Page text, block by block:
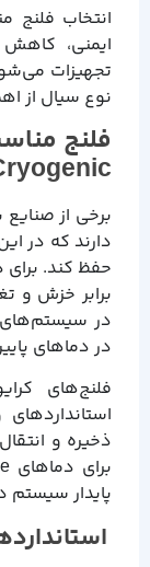
انتخاب فلنج
ایمنی،
تجهیزات
نوع سیال از
برخی از صنایع
دارند که در
حفظ کند. برای
برابر خزش و
در سیستم‌های
در دماهای
فلنج‌های
ذخیره و
پایدار سیستم